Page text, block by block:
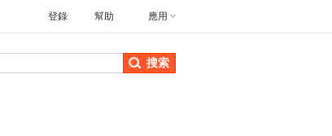
幫助 應用
登錄
搜索